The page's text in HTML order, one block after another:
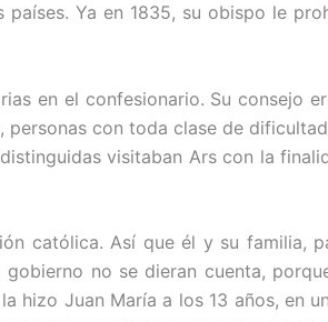
Ya en 1835, su obispo le
en el confesionario. Su consejo
con toda clase de
visitaban Ars con la
católica. Así que él y su familia,
no se dieran cuenta,
hizo Juan María a los 13 años, en